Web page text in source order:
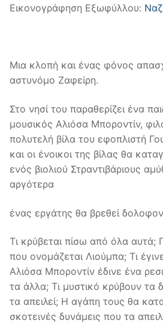
Εικονογράφηση Εξωφύλλου:
Μια κλοπή και ένας φόνος
αστυνόµο Ζαφείρη.
Στο νησί του παραθερίζει ένα
µουσικός Αλιόσα Μποροντίν,
πολυτελή βίλα του εφοπλιστή
και οι ένοικοι της βίλας θα
ενός βιολιού Στραντιβάριους
αργότερα
ένας εργάτης θα βρεθεί
Τι κρύβεται πίσω από όλα αυτά;
που ονοµάζεται Λιούµπα; Τι
Αλιόσα Μποροντίν έδινε ένα
τα άλλα; Τι µυστικό κρύβουν τα
τα απειλεί; Η αγάπη τους θα
σκοτεινές δυνάµεις που τα